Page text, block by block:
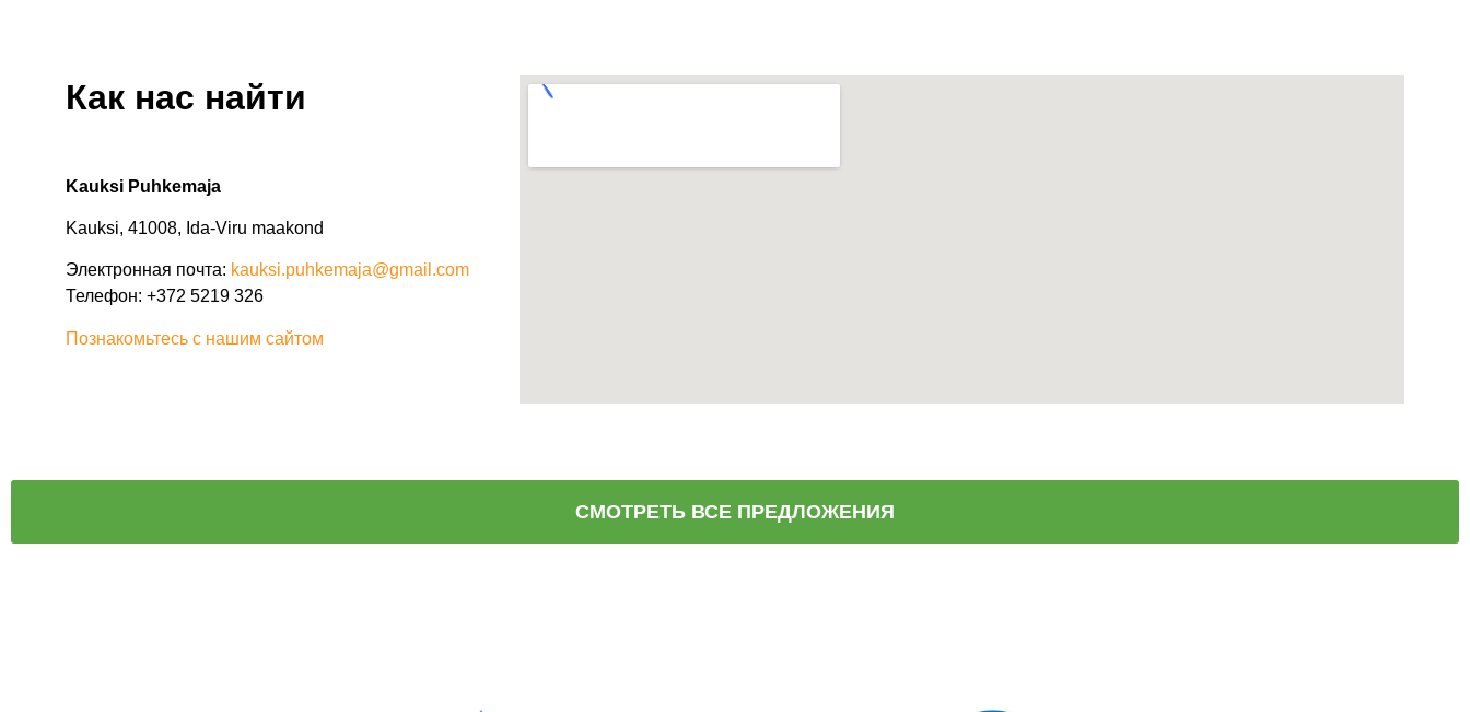
Как нас найти
Kauksi Puhkemaja
Kauksi, 41008, Ida-Viru maakond
Электронная почта: kauksi.puhkemaja@gmail.com
Телефон: +372 5219 326
Познакомьтесь с нашим сайтом
СМОТРЕТЬ ВСЕ ПРЕДЛОЖЕНИЯ